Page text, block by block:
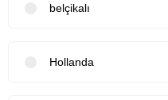
belçikalı
Hollanda